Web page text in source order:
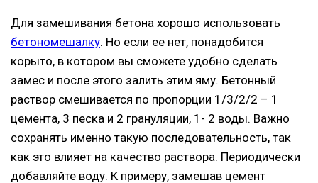
Для замешивания бетона хорошо использовать
бетономешалку. Но если ее нет, понадобится
корыто, в котором вы сможете удобно сделать
замес и после этого залить этим яму. Бетонный
раствор смешивается по пропорции 1/3/2/2 – 1
цемента, 3 песка и 2 грануляции, 1- 2 воды. Важно
сохранять именно такую последовательность, так
как это влияет на качество раствора. Периодически
добавляйте воду. К примеру, замешав цемент